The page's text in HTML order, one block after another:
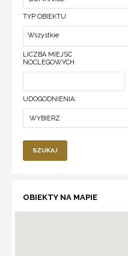
TYP OBIEKTU
Wszystkie
LICZBA MIEJSC
NOCLEGOWYCH
UDOGODNIENIA:
WYBIERZ
SZUKAJ
OBIEKTY NA MAPIE